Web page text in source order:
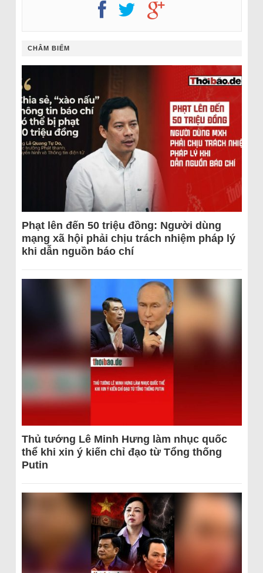
CHÂM BIẾM
Phạt lên đến 50 triệu đồng: Người dùng
mạng xã hội phải chịu trách nhiệm pháp lý
khi dẫn nguồn báo chí
Thủ tướng Lê Minh Hưng làm nhục quốc
thể khi xin ý kiến chỉ đạo từ Tổng thống
Putin